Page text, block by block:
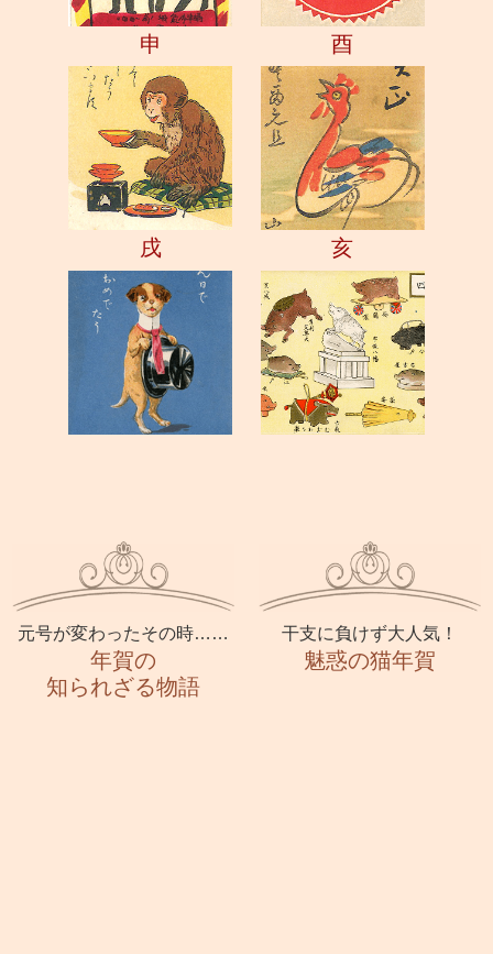
申 酉
戌 亥
元号が変わったその時……
年賀の
知られざる物語
干支に負けず大人気！
魅惑の猫年賀